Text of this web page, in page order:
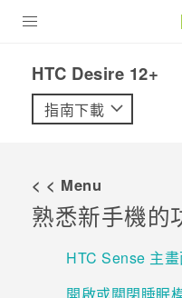
VIVE
配件
優惠專區
HTC Desire 12+‎
指南下載
< < Menu
熟悉新手機的
HTC Sense 主